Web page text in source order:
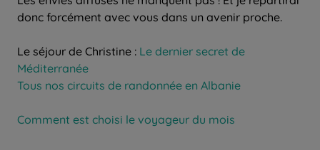
donc forcément avec vous dans un avenir proche.
Le séjour de Christine : Le dernier secret de
Méditerranée
Tous nos circuits de randonnée en Albanie
Comment est choisi le voyageur du mois